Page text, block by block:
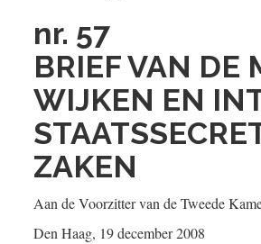
nr. 57
BRIEF VAN DE
WIJKEN EN
ZAKEN
Aan de Voorzitter van de Tweede
Den Haag, 19 december 2008